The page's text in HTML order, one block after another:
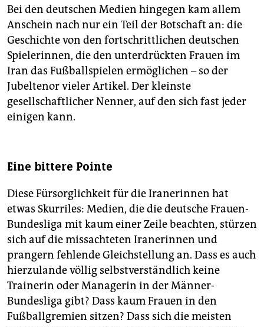
Bei den deutschen Medien hingegen kam allem
Anschein nach nur ein Teil der Botschaft an: die
Geschichte von den fortschrittlichen deutschen
Spielerinnen, die den unterdrückten Frauen im
Iran das Fußballspielen ermöglichen – so der
Jubeltenor vieler Artikel. Der kleinste
gesellschaftlicher Nenner, auf den sich fast jeder
einigen kann.
Eine bittere Pointe
Diese Fürsorglichkeit für die Iranerinnen hat
etwas Skurriles: Medien, die die deutsche Frauen-
Bundesliga mit kaum einer Zeile beachten, stürzen
sich auf die missachteten Iranerinnen und
prangern fehlende Gleichstellung an. Dass es auch
hierzulande völlig selbstverständlich keine
Trainerin oder Managerin in der Männer-
Bundesliga gibt? Dass kaum Frauen in den
Fußballgremien sitzen? Dass sich die meisten